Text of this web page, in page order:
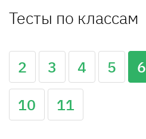
Тесты по классам
2 3 4 5 6
10
11